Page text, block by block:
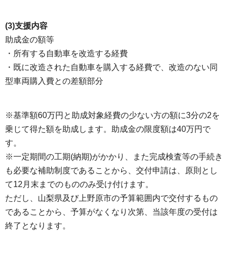
(3)支援内容
助成金の額等
・所有する自動車を改造する経費
・既に改造された自動車を購入する経費で、改造のない同
型車両購入費との差額部分
※基準額60万円と助成対象経費の少ない方の額に3分の2を
乗じて得た額を助成します。助成金の限度額は40万円で
す。
※一定期間の工期(納期)がかかり、また完成検査等の手続き
も必要な補助制度であることから、交付申請は、原則とし
て12月末までのもののみ受け付けます。
ただし、山梨県及び上野原市の予算範囲内で交付するもの
であることから、予算がなくなり次第、当該年度の受付は
終了となります。